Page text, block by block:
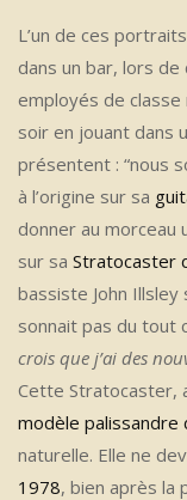
L’un de ces
dans un bar, lors
employés de
soir en jouant dans
présentent : “nous
à l’origine sur sa
donner au morceau
sur sa Stratocaster
bassiste John Illsley
sonnait pas du tout
crois que j’ai des
Cette Stratocaster,
modèle palissandre
naturelle. Elle ne
1978, bien après la